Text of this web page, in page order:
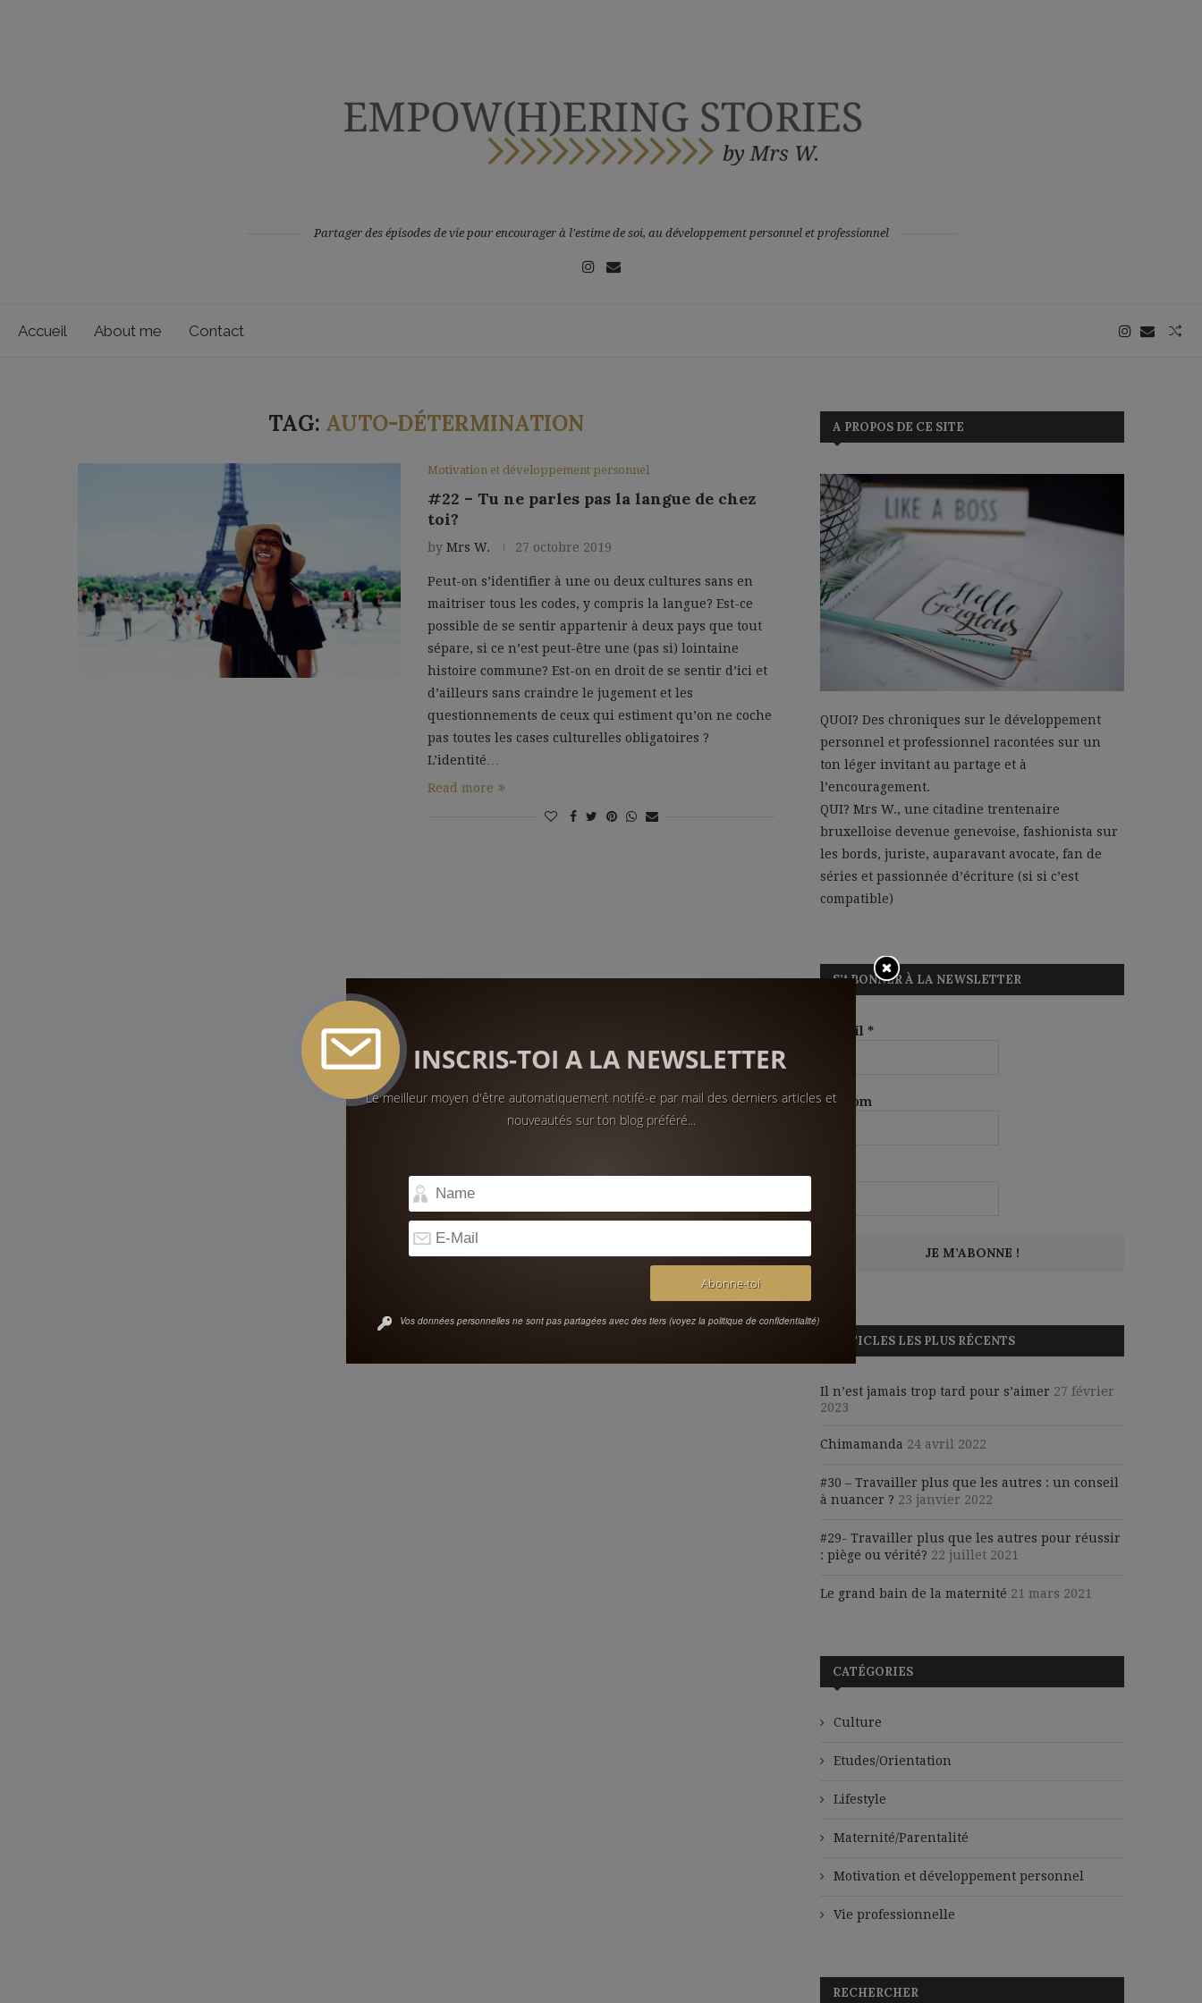
Partager des épisodes de vie pour encourager à l'estime de soi, au développement personnel et professionnel
Accueil About me Contact
TAG: AUTO-DÉTERMINATION
Motivation et développement personnel
#22 – Tu ne parles pas la langue de chez
toi?
by Mrs W. 27 octobre 2019
Peut-on s’identifier à une ou deux cultures sans en
maitriser tous les codes, y compris la langue? Est-ce
possible de se sentir appartenir à deux pays que tout
sépare, si ce n’est peut-être une (pas si) lointaine
histoire commune? Est-on en droit de se sentir d’ici et
d’ailleurs sans craindre le jugement et les
questionnements de ceux qui estiment qu’on ne coche
pas toutes les cases culturelles obligatoires ?
L’identité…
Read more
A PROPOS DE CE SITE
QUOI? Des chroniques sur le développement
personnel et professionnel racontées sur un
ton léger invitant au partage et à
l’encouragement.
QUI? Mrs W., une citadine trentenaire
bruxelloise devenue genevoise, fashionista sur
les bords, juriste, auparavant avocate, fan de
séries et passionnée d’écriture (si si c’est
compatible)
S’ABONNER À LA NEWSLETTER
E-mail *
Prénom
ARTICLES LES PLUS RÉCENTS
Il n’est jamais trop tard pour s’aimer 27 février
2023
Chimamanda 24 avril 2022
#30 – Travailler plus que les autres : un conseil
à nuancer ? 23 janvier 2022
#29- Travailler plus que les autres pour réussir
: piège ou vérité? 22 juillet 2021
Le grand bain de la maternité 21 mars 2021
CATÉGORIES
Culture
Etudes/Orientation
Lifestyle
Maternité/Parentalité
Motivation et développement personnel
Vie professionnelle
RECHERCHER
INSCRIS-TOI A LA NEWSLETTER
Le meilleur moyen d'être automatiquement notifé-e par mail des derniers articles et
nouveautés sur ton blog préféré...
Vos données personnelles ne sont pas partagées avec des tiers (voyez la politique de confidentialité)